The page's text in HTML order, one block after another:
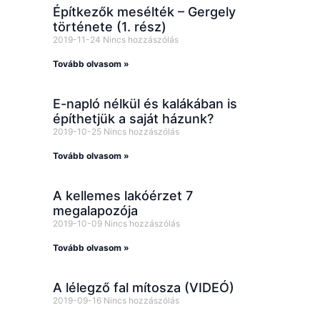
Építkezők mesélték – Gergely
története (1. rész)
2019-11-24 Nincs hozzászólás
Tovább olvasom »
E-napló nélkül és kalákában is
építhetjük a saját házunk?
2019-10-25 Nincs hozzászólás
Tovább olvasom »
A kellemes lakóérzet 7
megalapozója
2019-10-09 Nincs hozzászólás
Tovább olvasom »
A lélegző fal mítosza (VIDEÓ)
2019-09-16 Nincs hozzászólás